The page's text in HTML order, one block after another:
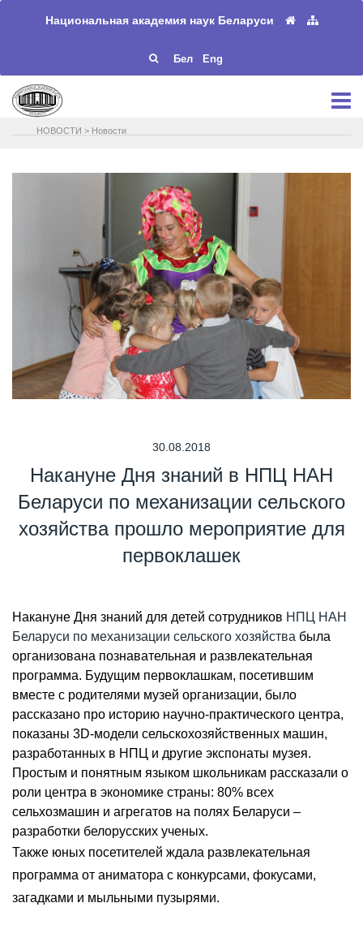
Национальная академия наук Беларуси
Бел Eng
НОВОСТИ > Новости
30.08.2018
Накануне Дня знаний в НПЦ НАН
Беларуси по механизации сельского
хозяйства прошло мероприятие для
первоклашек
Накануне Дня знаний для детей сотрудников НПЦ НАН
Беларуси по механизации сельского хозяйства была
организована познавательная и развлекательная
программа. Будущим первоклашкам, посетившим
вместе с родителями музей организации, было
рассказано про историю научно-практического центра,
показаны 3D-модели сельскохозяйственных машин,
разработанных в НПЦ и другие экспонаты музея.
Простым и понятным языком школьникам рассказали о
роли центра в экономике страны: 80% всех
сельхозмашин и агрегатов на полях Беларуси –
разработки белорусских ученых.
Также юных посетителей ждала развлекательная
программа от аниматора с конкурсами, фокусами,
загадками и мыльными пузырями.